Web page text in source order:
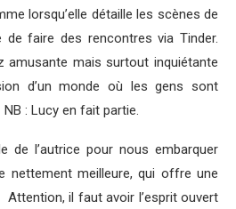
lorsqu’elle détaille les scènes de
faire des rencontres via Tinder.
amusante mais surtout inquiétante
d’un monde où les gens sont
: Lucy en fait partie.
de l’autrice pour nous embarquer
nettement meilleure, qui offre une
Attention, il faut avoir l’esprit ouvert